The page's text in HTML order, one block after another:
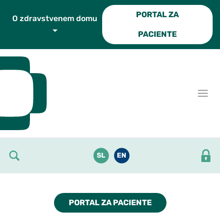
PORTAL ZA
PACIENTE
SL EN
PORTAL ZA PACIENTE